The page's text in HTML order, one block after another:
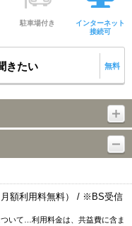
駐車場付き
インターネット
接続可
きたい 無料
額利用料無料） / ※BS受信
いて…利用料金は、共益費に含ま